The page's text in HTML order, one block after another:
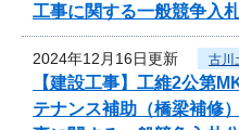
工事に関する一般競争入
2024年12月16日更新 古川
【建設工事】工維2公
テナンス補助（橋梁補修